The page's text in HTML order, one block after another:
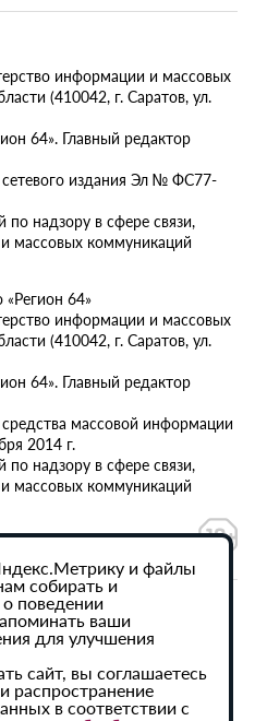
информации и массовых
(410042, г. Саратов, ул.
64». Главный редактор
сетевого издания Эл № ФС77-
надзору в сфере связи,
массовых коммуникаций
64»
информации и массовых
(410042, г. Саратов, ул.
64». Главный редактор
массовой информации
2014 г.
надзору в сфере связи,
массовых коммуникаций
персональных данных
сайта активная
64» обязательна.
и файлы
собирать и
поведении
ваши
для улучшения
сайт, вы соглашаетесь
распространение
в соответствии с